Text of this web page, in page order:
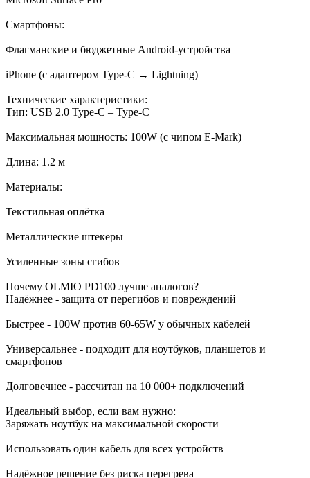
Смартфоны:
Флагманские и бюджетные Android-устройства
iPhone (с адаптером Type-C → Lightning)
Технические характеристики:
Тип: USB 2.0 Type-C – Type-C
Максимальная мощность: 100W (с чипом E-Mark)
Длина: 1.2 м
Материалы:
Текстильная оплётка
Металлические штекеры
Усиленные зоны сгибов
Почему OLMIO PD100 лучше аналогов?
Надёжнее - защита от перегибов и повреждений
Быстрее - 100W против 60-65W у обычных кабелей
Универсальнее - подходит для ноутбуков, планшетов и
смартфонов
Долговечнее - рассчитан на 10 000+ подключений
Идеальный выбор, если вам нужно:
Заряжать ноутбук на максимальной скорости
Использовать один кабель для всех устройств
Надёжное решение без риска перегрева